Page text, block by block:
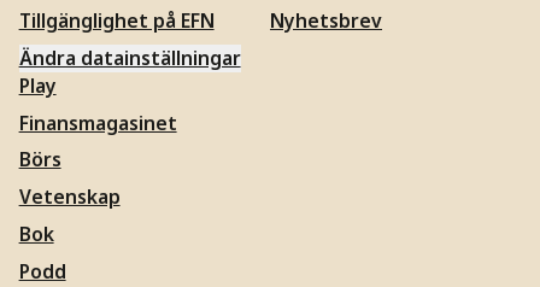
Tillgänglighet på EFN
Ändra datainställningar
Nyhetsbrev
Play
Finansmagasinet
Börs
Vetenskap
Bok
Podd